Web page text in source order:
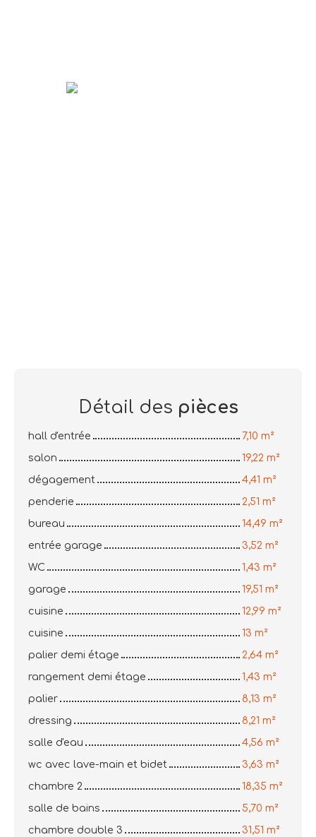
Détail des pièces
hall d'entrée
7,10 m²
salon
19,22 m²
dégagement
4,41 m²
penderie
2,51 m²
bureau
14,49 m²
entrée garage
3,52 m²
WC
1,43 m²
garage
19,51 m²
cuisine
12,99 m²
cuisine
13 m²
palier demi étage
2,64 m²
rangement demi étage
1,43 m²
palier
8,13 m²
dressing
8,21 m²
salle d'eau
4,56 m²
wc avec lave-main et bidet
3,63 m²
chambre 2
18,35 m²
salle de bains
5,70 m²
chambre double 3
31,51 m²